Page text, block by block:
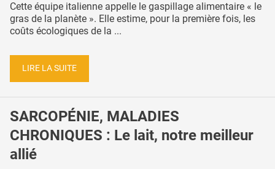
Cette équipe italienne appelle le gaspillage alimentaire « le
gras de la planète ». Elle estime, pour la première fois, les
coûts écologiques de la ...
LIRE LA SUITE
SARCOPÉNIE, MALADIES
CHRONIQUES : Le lait, notre meilleur
allié